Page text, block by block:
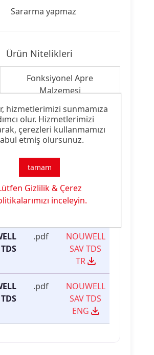
Sararma yapmaz
Ürün Nitelikleri
Fonksiyonel Apre
Malzemesi
Fonksiyonel Apre
Ürün Dokümanları
Dosya
İndirme
.pdf
NOUWELL
SAV TDS
TR
.pdf
NOUWELL
SAV TDS
ENG
hizmetlerimizi sunmamıza
olur. Hizmetlerimizi
çerezleri kullanmamızı
etmiş olursunuz.
tamam
Gizlilik & Çerez
inceleyin.